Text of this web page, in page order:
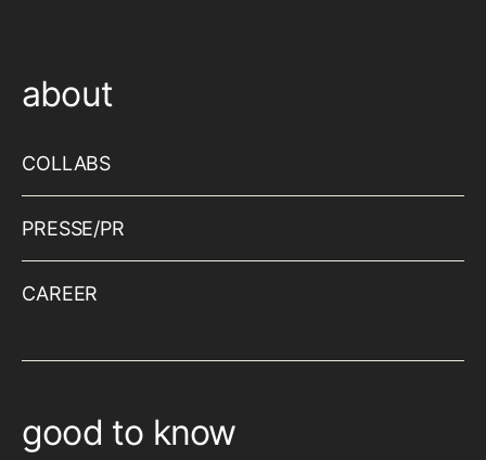
about
COLLABS
PRESSE/PR
CAREER
good to know